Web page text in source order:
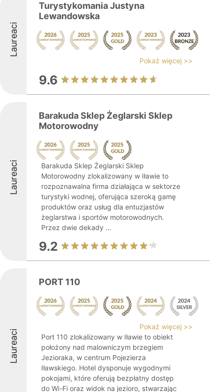
Laureaci
Turystykomania Justyna
Lewandowska
Pokaż więcej >>
9.6
Laureaci
Barakuda Sklep Żeglarski Sklep
Motorowodny
Barakuda Sklep Żeglarski Sklep
Motorowodny zlokalizowany w Iławie to
rozpoznawalna firma działająca w sektorze
turystyki wodnej, oferująca szeroką gamę
produktów oraz usług dla entuzjastów
żeglarstwa i sportów motorowodnych.
Przez dwie dekady ...
9.2
Laureaci
PORT 110
Pokaż więcej >>
Port 110 zlokalizowany w Iławie to obiekt
położony nad malowniczym brzegiem
Jezioraka, w centrum Pojezierza
Iławskiego. Hotel dysponuje wygodnymi
pokojami, które oferują bezpłatny dostęp
do Wi-Fi oraz widok na jezioro, stwarzając